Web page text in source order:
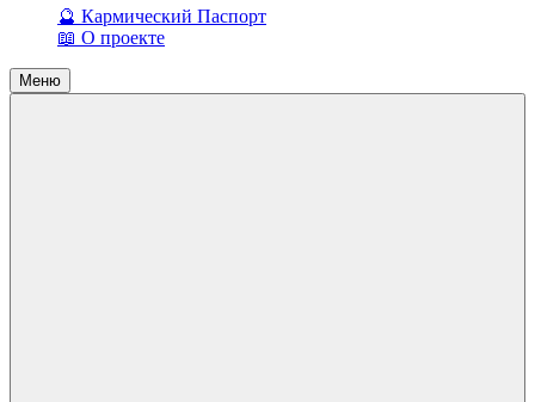
🔮 Кармический Паспорт
📖 О проекте
Меню